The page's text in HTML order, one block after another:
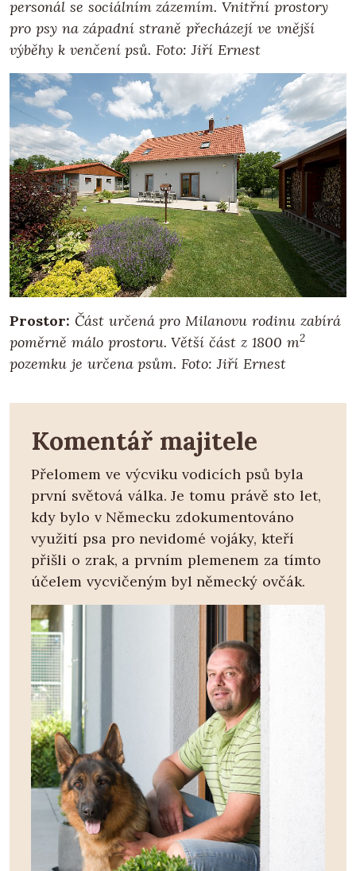
personál se sociálním zázemím. Vnitřní prostory
pro psy na západní straně přecházejí ve vnější
výběhy k venčení psů. Foto: Jiří Ernest
Prostor: Část určená pro Milanovu rodinu zabírá
poměrně málo prostoru. Větší část z 1800 m2
pozemku je určena psům. Foto: Jiří Ernest
Komentář majitele
Přelomem ve výcviku vodicích psů byla
první světová válka. Je tomu právě sto let,
kdy bylo v Německu zdokumentováno
využití psa pro nevidomé vojáky, kteří
přišli o zrak, a prvním plemenem za tímto
účelem vycvičeným byl německý ovčák.